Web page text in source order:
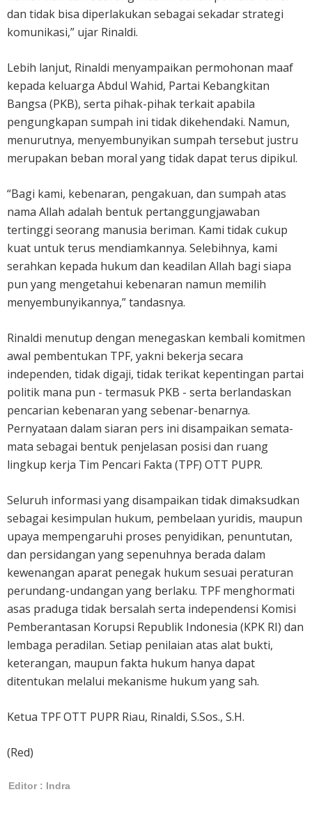
dan tidak bisa diperlakukan sebagai sekadar strategi
komunikasi,” ujar Rinaldi.
Lebih lanjut, Rinaldi menyampaikan permohonan maaf
kepada keluarga Abdul Wahid, Partai Kebangkitan
Bangsa (PKB), serta pihak-pihak terkait apabila
pengungkapan sumpah ini tidak dikehendaki. Namun,
menurutnya, menyembunyikan sumpah tersebut justru
merupakan beban moral yang tidak dapat terus dipikul.
“Bagi kami, kebenaran, pengakuan, dan sumpah atas
nama Allah adalah bentuk pertanggungjawaban
tertinggi seorang manusia beriman. Kami tidak cukup
kuat untuk terus mendiamkannya. Selebihnya, kami
serahkan kepada hukum dan keadilan Allah bagi siapa
pun yang mengetahui kebenaran namun memilih
menyembunyikannya,” tandasnya.
Rinaldi menutup dengan menegaskan kembali komitmen
awal pembentukan TPF, yakni bekerja secara
independen, tidak digaji, tidak terikat kepentingan partai
politik mana pun - termasuk PKB - serta berlandaskan
pencarian kebenaran yang sebenar-benarnya.
Pernyataan dalam siaran pers ini disampaikan semata-
mata sebagai bentuk penjelasan posisi dan ruang
lingkup kerja Tim Pencari Fakta (TPF) OTT PUPR.
Seluruh informasi yang disampaikan tidak dimaksudkan
sebagai kesimpulan hukum, pembelaan yuridis, maupun
upaya mempengaruhi proses penyidikan, penuntutan,
dan persidangan yang sepenuhnya berada dalam
kewenangan aparat penegak hukum sesuai peraturan
perundang-undangan yang berlaku. TPF menghormati
asas praduga tidak bersalah serta independensi Komisi
Pemberantasan Korupsi Republik Indonesia (KPK RI) dan
lembaga peradilan. Setiap penilaian atas alat bukti,
keterangan, maupun fakta hukum hanya dapat
ditentukan melalui mekanisme hukum yang sah.
Ketua TPF OTT PUPR Riau, Rinaldi, S.Sos., S.H.
(Red)
Editor : Indra